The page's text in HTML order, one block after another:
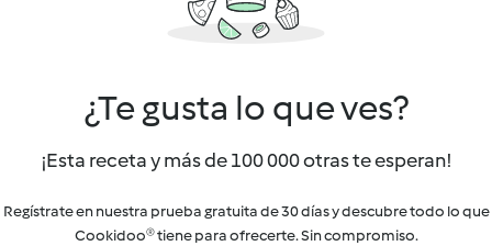
¿Te gusta lo que ves?
¡Esta receta y más de 100 000 otras te esperan!
Regístrate en nuestra prueba gratuita de 30 días y descubre todo lo que
Cookidoo® tiene para ofrecerte. Sin compromiso.